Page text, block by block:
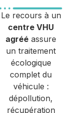
Le recours à un
centre VHU
agréé assure
un traitement
écologique
complet du
véhicule :
dépollution,
récupération